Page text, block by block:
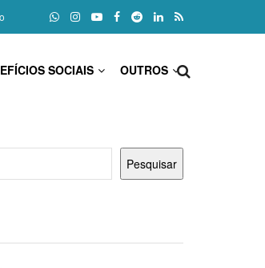
SOCIAIS OUTROS
Pesquisar